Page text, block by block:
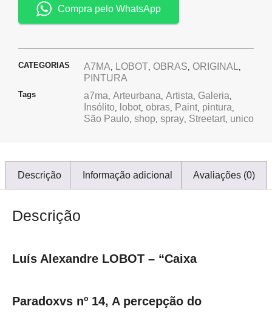
Compra pelo WhatsApp
CATEGORIAS A7MA, LOBOT, OBRAS, ORIGINAL,
PINTURA
Tags a7ma, Arteurbana, Artista, Galeria,
Insólito, lobot, obras, Paint, pintura,
São Paulo, shop, spray, Streetart, unico
Descrição Informação adicional Avaliações (0)
Descrição
Luís Alexandre LOBOT – “Caixa
Paradoxvs nº 14, A percepção do